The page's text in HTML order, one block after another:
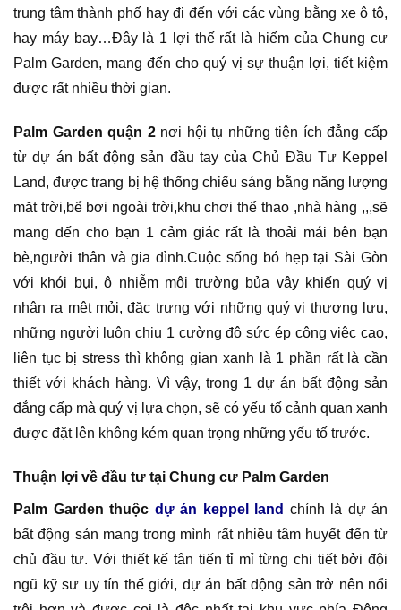
trung tâm thành phố hay đi đến với các vùng bằng xe ô tô,
hay máy bay…Đây là 1 lợi thế rất là hiếm của Chung cư
Palm Garden, mang đến cho quý vị sự thuận lợi, tiết kiệm
được rất nhiều thời gian.
Palm Garden quận 2nơi hội tụ những tiện ích đẳng cấp
từ dự án bất động sản đầu tay của Chủ Đầu Tư Keppel
Land, được trang bị hệ thống chiếu sáng bằng năng lượng
măt trời,bể bơi ngoài trời,khu chơi thể thao ,nhà hàng ,,,sẽ
mang đến cho bạn 1 cảm giác rất là thoải mái bên bạn
bè,người thân và gia đình.Cuộc sống bó hẹp tại Sài Gòn
với khói bụi, ô nhiễm môi trường bủa vây khiến quý vị
nhận ra mệt mỏi, đặc trưng với những quý vị thượng lưu,
những người luôn chịu 1 cường độ sức ép công việc cao,
liên tục bị stress thì không gian xanh là 1 phần rất là cần
thiết với khách hàng. Vì vậy, trong 1 dự án bất động sản
đẳng cấp mà quý vị lựa chọn, sẽ có yếu tố cảnh quan xanh
được đặt lên không kém quan trọng những yếu tố trước.
Thuận lợi về đầu tư tại Chung cư Palm Garden
Palm Garden thuộc dự án keppel land chính là dự án
bất động sản mang trong mình rất nhiều tâm huyết đến từ
chủ đầu tư. Với thiết kế tân tiến tỉ mỉ từng chi tiết bởi đội
ngũ kỹ sư uy tín thế giới, dự án bất động sản trở nên nổi